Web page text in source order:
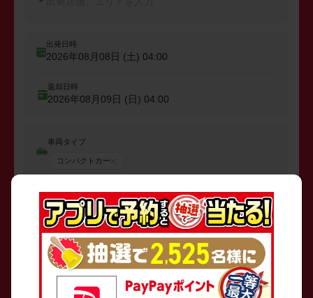
出発日時
2026年08月08日 (土) 04:00
返却日時
2026年08月09日 (日) 04:00
車両タイプ
コンパクトカー
その他の検索条件
指定なし
禁煙/喫煙
指定無し 禁煙 喫煙